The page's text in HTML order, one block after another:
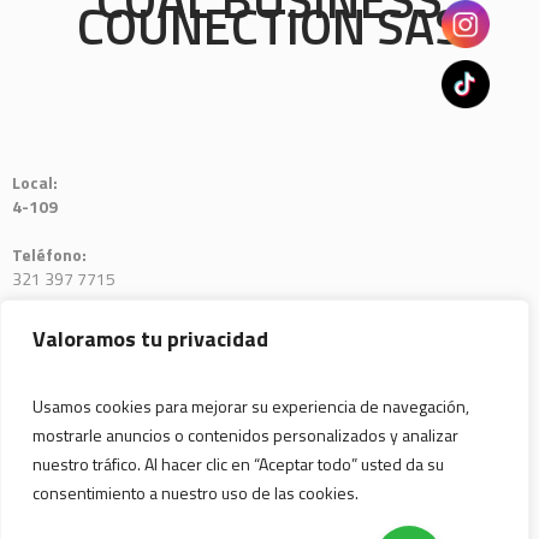
Valoramos tu privacidad
Usamos cookies para mejorar su experiencia de navegación,
mostrarle anuncios o contenidos personalizados y analizar
nuestro tráfico. Al hacer clic en “Aceptar todo” usted da su
consentimiento a nuestro uso de las cookies.
COUNECTION SAS
Local:
4-109
Teléfono:
321 397 7715
E-mail:
CAOLBCSASCOL@GMAIL.COM